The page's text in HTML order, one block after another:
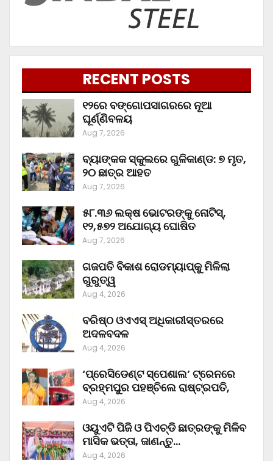
RECENT POSTS
୧୨ରେ ବଙ୍ଗୋପସାଗରରେ ନୂଆ
ଘୂର୍ଣ୍ଣିବଳୟ
Aug 7, 2026
ବ୍ୟାଙ୍କକ ସ୍କୁଲରେ ଗୁଳିକାଣ୍ଡ: ୭ ମୃତ,
୨୦ ଛାତ୍ର ଆହତ
Aug 7, 2026
୫୮.୩୬ ଲକ୍ଷ ଭୋଟରଙ୍କୁ ନୋଟିସ୍‌,
୧୨,୫୭୨ ଅଯୋଗ୍ୟ ଘୋଷିତ
Aug 7, 2026
ଗଜପତି ବିକାଶ ରୋଡମ୍ୟାପ୍‌କୁ ମିଳିଲା
ଗୁରୁତ୍ୱ
Aug 4, 2026
ବରିଷ୍ଠ ଓଏଏସ୍‌ ଅଧିକାରୀସ୍ତରରେ
ଅଦଳବଦଳ
Aug 4, 2026
‘ପ୍ରେସିଡେଣ୍ଟ ସ୍ପେଶାଲ’ ଟ୍ରେନରେ
ବ୍ରହ୍ମପୁର ପହଞ୍ଚିଲେ ରାଷ୍ଟ୍ରପତି,
Aug 4, 2026
ଓୟୁଏଟି ପିଜି ଓ ପିଏଚ୍‌ଡି ଛାତ୍ରଙ୍କୁ ମିଳିବ
ମାସିକ ଭତ୍ତା, ଜାଣନ୍ତୁ…
Aug 4, 2026